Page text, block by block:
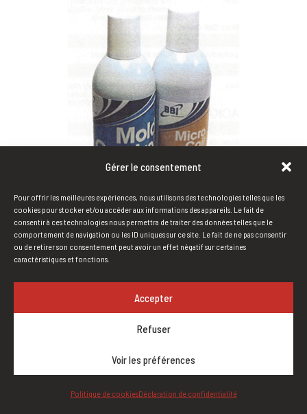
Gérer le consentement
Pour offrir les meilleures expériences, nous utilisons des technologies telles que les
cookies pour stocker et/ou accéder aux informations des appareils. Le fait de
consentir à ces technologies nous permettra de traiter des données telles que le
comportement de navigation ou les ID uniques sur ce site. Le fait de ne pas consentir
ou de retirer son consentement peut avoir un effet négatif sur certaines
caractéristiques et fonctions.
Accepter
Refuser
Voir les préférences
Politique de cookiesDéclaration de confidentialité
NETTOYANT POUR SERPENTIN DE MINI